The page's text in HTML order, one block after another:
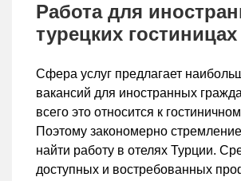
Работа для
турецких гостиницах
Сфера услуг предлагает
вакансий для иностранных
всего это относится к
Поэтому закономерно
найти работу в отелях Турции.
доступных и востребованных